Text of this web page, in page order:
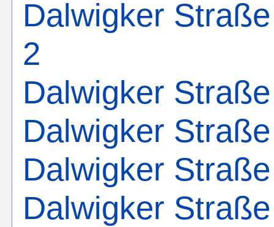
Dalwigker Straße
2
Dalwigker
Dalwigker
Dalwigker
Dalwigker